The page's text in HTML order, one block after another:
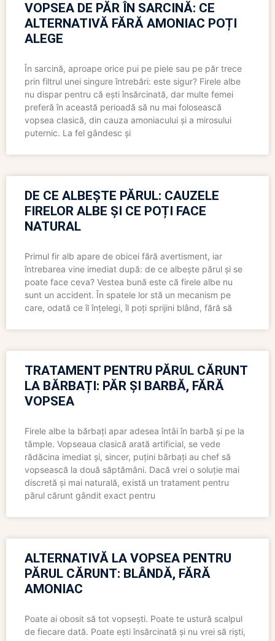
VOPSEA DE PĂR ÎN SARCINĂ: CE
ALTERNATIVĂ FĂRĂ AMONIAC POȚI
ALEGE
În sarcină, aproape orice pui pe piele sau pe păr trece
prin filtrul unei singure întrebări: este sigur? Firele albe
nu dispar pentru că ești însărcinată, dar multe femei
preferă în această perioadă să nu mai folosească
vopsea clasică, din cauza amoniacului și a mirosului
puternic. La fel gândesc și
DE CE ALBEȘTE PĂRUL: CAUZELE
FIRELOR ALBE ȘI CE POȚI FACE
NATURAL
Primul fir alb apare de obicei fără avertisment, iar
întrebarea vine imediat după: de ce albește părul și se
poate face ceva? Vestea bună este că firele albe nu
sunt un accident. În spatele lor stă un mecanism pe
care, odată ce îl înțelegi, îl poți sprijini blând, fără să
TRATAMENT PENTRU PĂRUL CĂRUNT
LA BĂRBAȚI: PĂR ȘI BARBĂ, FĂRĂ
VOPSEA
Firele albe la bărbați apar adesea întâi în barbă și pe la
tâmple. Vopseaua clasică arată artificial, se vede
rădăcina imediat și, sincer, puțini bărbați au chef să
vopsească la două săptămâni. Dacă vrei o soluție mai
discretă și mai naturală, există un tratament pentru
părul cărunt gândit exact pentru
ALTERNATIVĂ LA VOPSEA PENTRU
PĂRUL CĂRUNT: BLÂNDĂ, FĂRĂ
AMONIAC
Poate ai obosit să tot vopsești. Poate te ustură scalpul
de fiecare dată. Poate ești însărcinată și nu vrei să riști,